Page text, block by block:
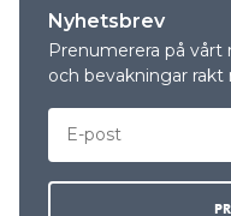
Nyhetsbrev
Prenumerera på
och bevakningar rakt